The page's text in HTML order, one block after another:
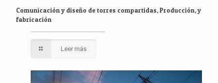
Comunicación y diseño de torres compartidas, Producción, y
fabricación
Leer más